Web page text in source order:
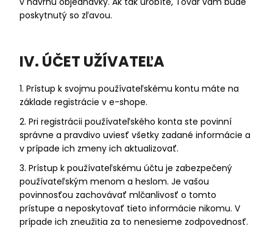
poskytnutý so zľavou.
IV. ÚČET UŽÍVATEĽA
1. Prístup k svojmu používateľskému kontu máte na
základe registrácie v e-shope.
2. Pri registrácii používateľského konta ste povinní
správne a pravdivo uviesť všetky zadané informácie a
v prípade ich zmeny ich aktualizovať.
3. Prístup k používateľskému účtu je zabezpečený
používateľským menom a heslom. Je vašou
povinnosťou zachovávať mlčanlivosť o tomto
prístupe a neposkytovať tieto informácie nikomu. V
prípade ich zneužitia za to nenesieme zodpovednosť.